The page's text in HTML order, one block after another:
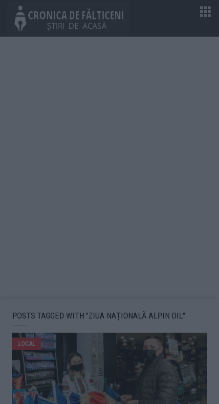
POSTS TAGGED WITH "ZIUA NAȚIONALĂ ALPIN OIL"
LOCAL